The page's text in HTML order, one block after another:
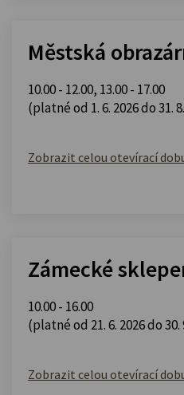
Městská
10.00 - 12.00, 13.00 - 17.00
(platné od 1. 6. 2026 do 31.
Zobrazit celou otevírací
Zámecké
10.00 - 16.00
(platné od 21. 6. 2026 do 30.
Zobrazit celou otevírací